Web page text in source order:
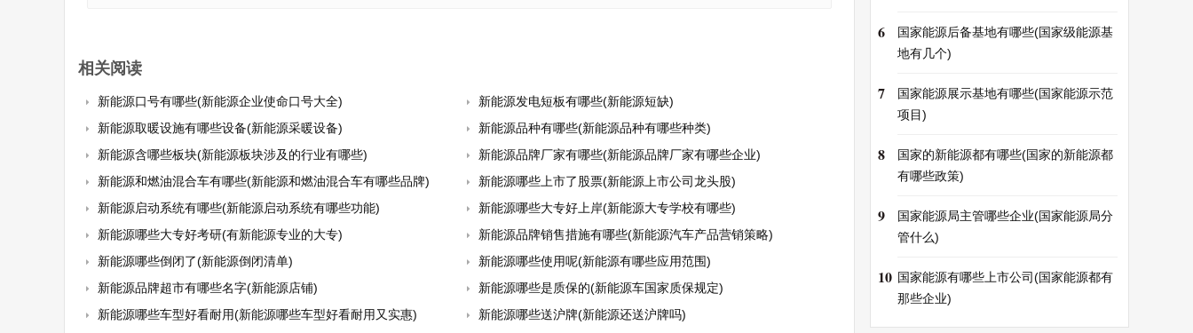
相关阅读
新能源口号有哪些(新能源企业使命口号大全)
新能源发电短板有哪些(新能源短缺)
新能源取暖设施有哪些设备(新能源采暖设备)
新能源品种有哪些(新能源品种有哪些种类)
新能源含哪些板块(新能源板块涉及的行业有哪些)
新能源品牌厂家有哪些(新能源品牌厂家有哪些企业)
新能源和燃油混合车有哪些(新能源和燃油混合车有哪些品牌)
新能源哪些上市了股票(新能源上市公司龙头股)
新能源启动系统有哪些(新能源启动系统有哪些功能)
新能源哪些大专好上岸(新能源大专学校有哪些)
新能源哪些大专好考研(有新能源专业的大专)
新能源品牌销售措施有哪些(新能源汽车产品营销策略)
新能源哪些倒闭了(新能源倒闭清单)
新能源哪些使用呢(新能源有哪些应用范围)
新能源品牌超市有哪些名字(新能源店铺)
新能源哪些是质保的(新能源车国家质保规定)
新能源哪些车型好看耐用(新能源哪些车型好看耐用又实惠)
新能源哪些送沪牌(新能源还送沪牌吗)
6
国家能源后备基地有哪些(国家级能源基
地有几个)
7
国家能源展示基地有哪些(国家能源示范
项目)
8
国家的新能源都有哪些(国家的新能源都
有哪些政策)
9
国家能源局主管哪些企业(国家能源局分
管什么)
10 国家能源有哪些上市公司(国家能源都有
那些企业)